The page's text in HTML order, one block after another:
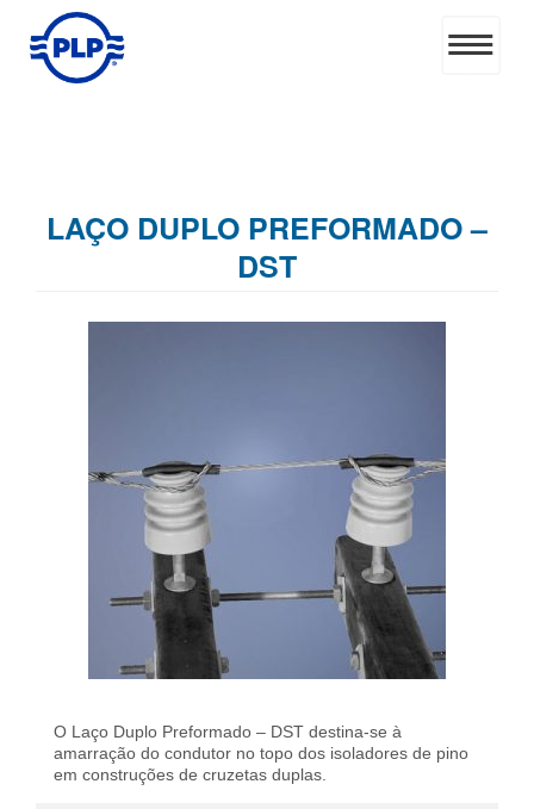
LAÇO DUPLO PREFORMADO –
DST
O Laço Duplo Preformado – DST destina-se à
amarração do condutor no topo dos isoladores de pino
em construções de cruzetas duplas.